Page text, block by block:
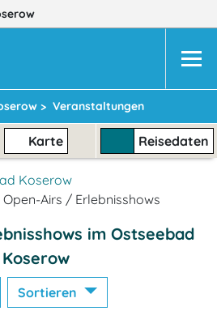
> Veranstaltungen
Karte Reisedaten
Koserow
Open-Airs / Erlebnisshows
im Ostseebad
Koserow
Sortieren